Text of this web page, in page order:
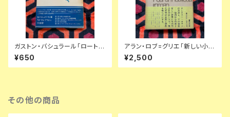
ガストン・バシュラール「ロートレ
アモンの世界」平井照敏訳 初版
帯付き 装幀:米村隆 思潮社
¥650
アラン・ロブ=グリエ「新しい小説
のために 付-スナップ・ショット」
平岡篤頼訳 初版 帯付き 新潮社
ヌーヴォーロマン
¥2,500
その他の商品